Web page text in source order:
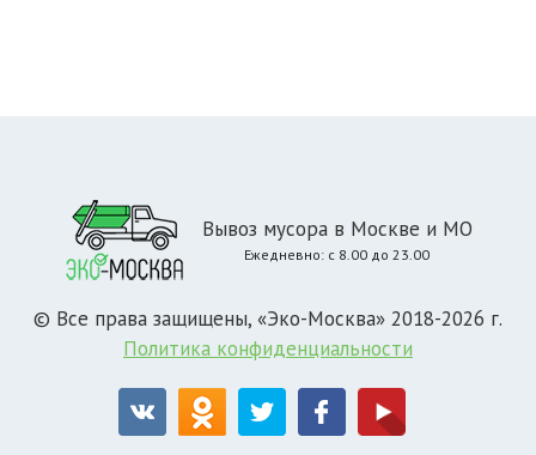
Вывоз мусора в Москве и МО
Ежедневно: с 8.00 до 23.00
© Все права защищены, «Эко-Москва» 2018-2026 г.
Политика конфиденциальности